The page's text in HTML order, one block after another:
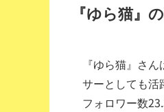
『ゆら猫』
『ゆら猫』さ
サーとしても
フォロワー数